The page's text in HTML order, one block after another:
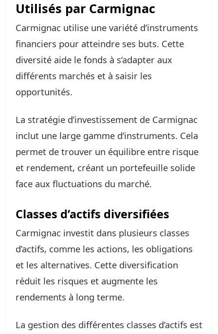
Utilisés par Carmignac
Carmignac utilise une variété d’instruments
financiers pour atteindre ses buts. Cette
diversité aide le fonds à s’adapter aux
différents marchés et à saisir les
opportunités.
La stratégie d’investissement de Carmignac
inclut une large gamme d’instruments. Cela
permet de trouver un équilibre entre risque
et rendement, créant un portefeuille solide
face aux fluctuations du marché.
Classes d’actifs diversifiées
Carmignac investit dans plusieurs classes
d’actifs, comme les actions, les obligations
et les alternatives. Cette diversification
réduit les risques et augmente les
rendements à long terme.
La gestion des différentes classes d’actifs est